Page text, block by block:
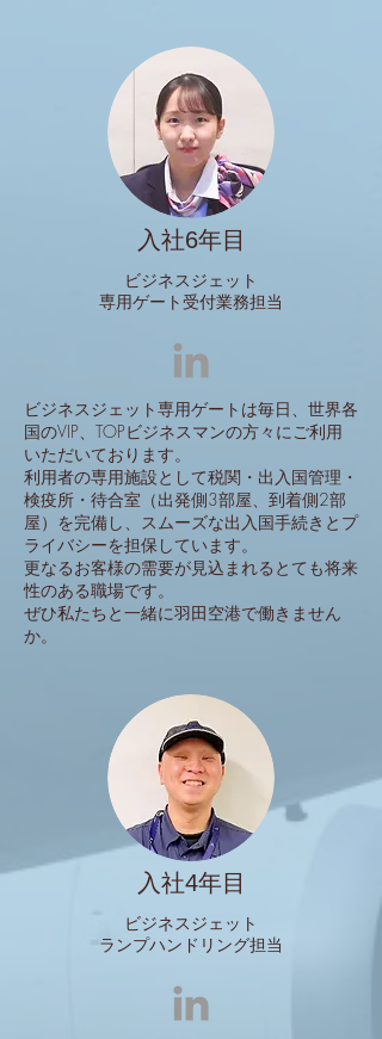
入社6年目
ビジネスジェット
専用ゲート受付業務担当
ビジネスジェット専用ゲートは毎日、世界各
国のVIP、TOPビジネスマンの方々にご利用
いただいております。
利用者の専用施設として税関・出入国管理・
検疫所・待合室（出発側3部屋、到着側2部
屋）を完備し、スムーズな出入国手続きとプ
ライバシーを担保しています。
更なるお客様の需要が見込まれるとても将来
性のある職場です。
ぜひ私たちと一緒に羽田空港で働きません
か。
入社4年目
​ビジネスジェット
ランプハンドリング担当